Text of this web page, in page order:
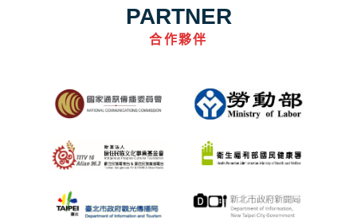
PARTNER
合作夥伴